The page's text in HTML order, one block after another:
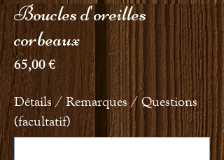
Boucles d'oreilles
corbeaux
65,00 €Prix
Détails / Remarques / Questions
(facultatif)